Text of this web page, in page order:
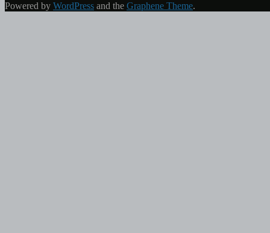
Powered by WordPress and the Graphene Theme.